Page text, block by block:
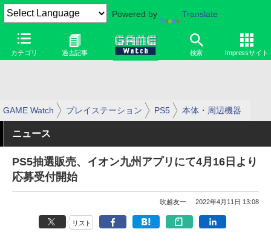
Powered by Translate
カテゴリ 過去記事 検索 Impressサイト
GAME Watch プレイステーション PS5 本体・周辺機器
ニュース
PS5抽選販売、イオン九州アプリにて4月16日より
応募受付開始
吹越友一 2022年4月11日 13:08
リスト